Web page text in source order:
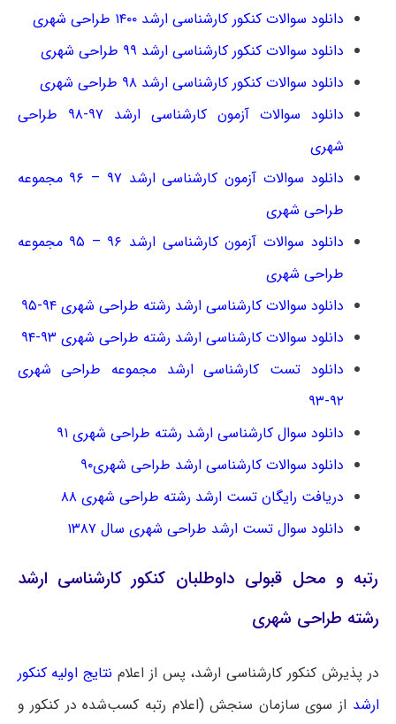
دانلود سوالات کنکور کارشناسی ارشد ۱۴۰۰ طراحی شهری
دانلود سوالات کنکور کارشناسی ارشد ۹۹ طراحی شهری
دانلود سوالات کنکور کارشناسی ارشد ۹۸ طراحی شهری
دانلود سوالات آزمون کارشناسی ارشد ۹۷-۹۸ طراحی
شهری
دانلود سوالات آزمون کارشناسی ارشد ۹۷ – ۹۶ مجموعه
طراحی شهری
دانلود سوالات آزمون کارشناسی ارشد ۹۶ – ۹۵ مجموعه
طراحی شهری
دانلود سوالات کارشناسی ارشد رشته طراحی شهری ۹۴-۹۵
دانلود سوالات کارشناسی ارشد رشته طراحی شهری ۹۳-۹۴
دانلود تست کارشناسی ارشد مجموعه طراحی شهری
۹۲-۹۳
دانلود سوال کارشناسی ارشد رشته طراحی شهری ۹۱
دانلود سوالات کارشناسی ارشد طراحی شهری۹۰
دریافت رایگان تست ارشد رشته طراحی شهری ۸۸
دانلود سوال تست ارشد طراحی شهری سال ۱۳۸۷
رتبه و محل قبولی داوطلبان کنکور کارشناسی ارشد
رشته طراحی شهری
در پذیرش کنکور کارشناسی ارشد، پس از اعلام نتایج اولیه کنکور
ارشد از سوی سازمان سنجش (اعلام رتبه کسب‌شده در کنکور و